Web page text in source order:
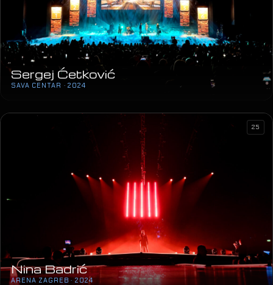
Sergej Ćetković
SAVA CENTAR · 2024
Nina Badrić
ARENA ZAGREB · 2024
25